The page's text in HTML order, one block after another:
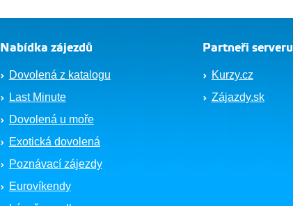
Nabídka zájezdů
Dovolená z katalogu
Last Minute
Dovolená u moře
Exotická dovolená
Poznávací zájezdy
Eurovíkendy
Partneři serveru
Kurzy.cz
Zájazdy.sk